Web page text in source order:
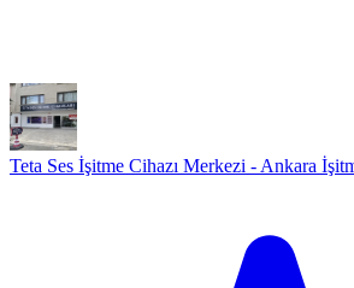
Teta Ses İşitme Cihazı Merkezi - Ankara